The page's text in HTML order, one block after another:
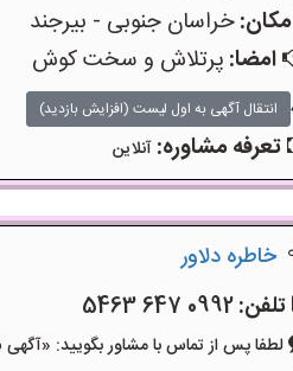
مکان:خراسان جنوبی - بیرجند
امضا: پرتلاش و سخت کوش
انتقال آگهی به اول لیست (افزایش بازدید)
تعرفه مشاوره:آنلاین
خاطره دلاور
تلفن:0992 647 5463
لطفا پس از تماس با مشاور بگویید: «آگهی شما را